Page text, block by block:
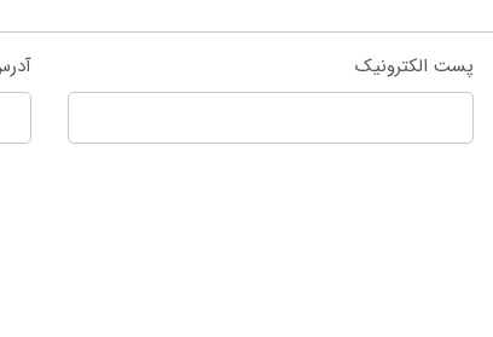
پست الکترونیک